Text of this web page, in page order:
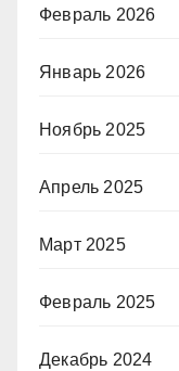
Февраль 2026
Январь 2026
Ноябрь 2025
Апрель 2025
Март 2025
Февраль 2025
Декабрь 2024